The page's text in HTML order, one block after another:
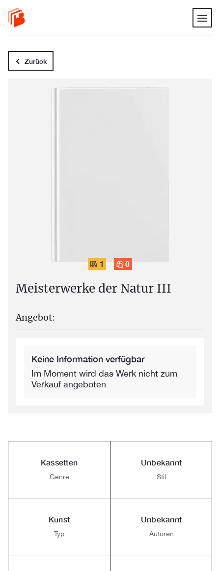
Zurück
1 0
Meisterwerke der Natur III
Angebot:
Keine Information verfügbar
Im Moment wird das Werk nicht zum
Verkauf angeboten
Kassetten
Genre
Unbekannt
Stil
Kunst
Typ
Unbekannt
Autoren